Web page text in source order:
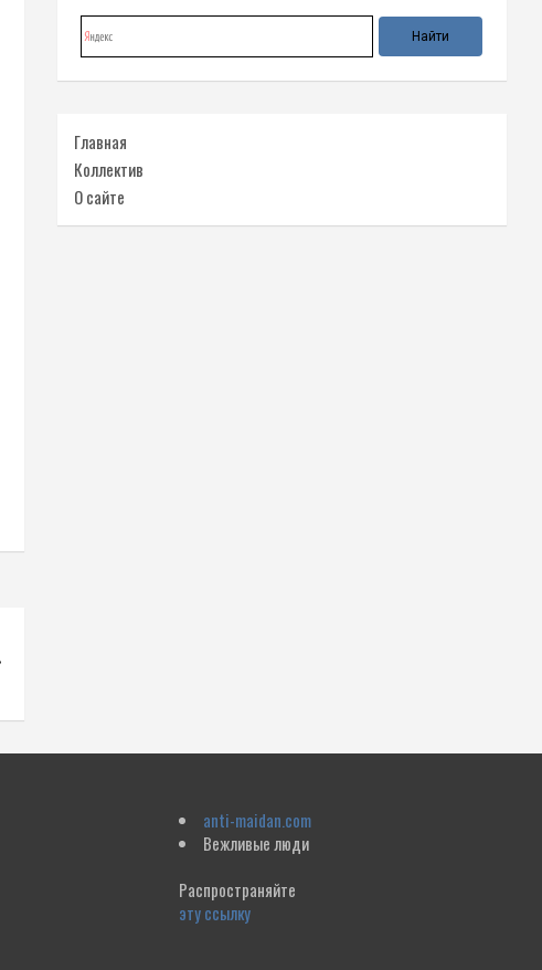
Главная
Коллектив
О сайте
anti-maidan.com
Вежливые люди
Распространяйте
эту ссылку